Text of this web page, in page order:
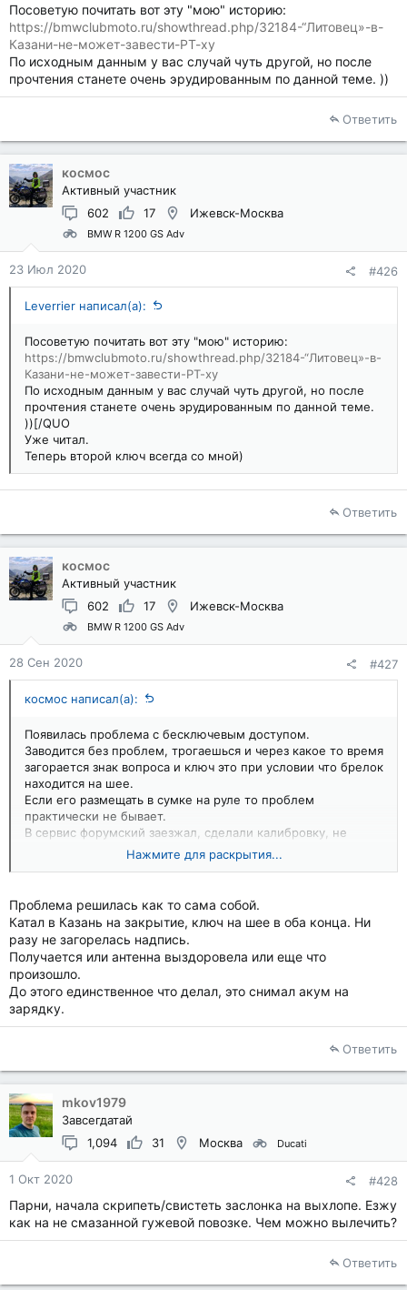
Посоветую почитать вот эту "мою" историю:
https://bmwclubmoto.ru/showthread.php/32184-“Литовец»-в-
Казани-не-может-завести-РТ-ху
По исходным данным у вас случай чуть другой, но после
прочтения станете очень эрудированным по данной теме. ))
Ответить
космос
Активный участник
602
17 Ижевск-Москва
BMW R 1200 GS Adv
23 Июл 2020 #426
Leverrier написал(а):
Посоветую почитать вот эту "мою" историю:
https://bmwclubmoto.ru/showthread.php/32184-“Литовец»-в-
Казани-не-может-завести-РТ-ху
По исходным данным у вас случай чуть другой, но после
прочтения станете очень эрудированным по данной теме.
))[/QUO
Уже читал.
Теперь второй ключ всегда со мной)
Ответить
космос
Активный участник
602
17 Ижевск-Москва
BMW R 1200 GS Adv
28 Сен 2020 #427
космос написал(а):
Появилась проблема с бесключевым доступом.
Заводится без проблем, трогаешься и через какое то время
загорается знак вопроса и ключ это при условии что брелок
находится на шее.
Если его размещать в сумке на руле то проблем
практически не бывает.
В сервис форумский заезжал, сделали калибровку, не
Батарейка свежая, первым делом ее поменял.
Нажмите для раскрытия...
Проблема решилась как то сама собой.
Катал в Казань на закрытие, ключ на шее в оба конца. Ни
разу не загорелась надпись.
Получается или антенна выздоровела или еще что
произошло.
До этого единственное что делал, это снимал акум на
зарядку.
Ответить
mkov1979
Завсегдатай
1,094
31 Москва Ducati
1 Окт 2020 #428
Парни, начала скрипеть/свистеть заслонка на выхлопе. Езжу
как на не смазанной гужевой повозке. Чем можно вылечить?
Ответить